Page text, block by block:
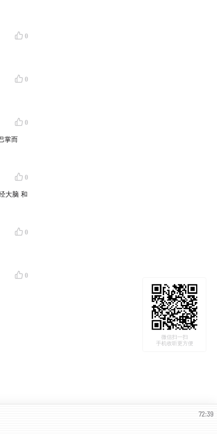
0
0
0
掌而
0
大脑 和
0
0
微信扫一扫
手机收听更方便
72:39